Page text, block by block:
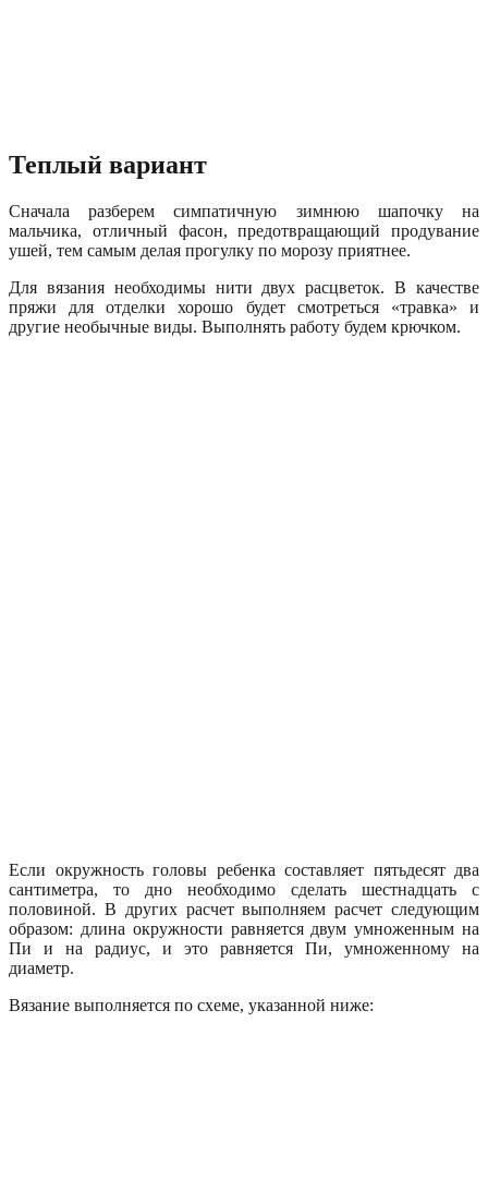
Теплый вариант
Сначала разберем симпатичную зимнюю шапочку на
мальчика, отличный фасон, предотвращающий продувание
ушей, тем самым делая прогулку по морозу приятнее.
Для вязания необходимы нити двух расцветок. В качестве
пряжи для отделки хорошо будет смотреться «травка» и
другие необычные виды. Выполнять работу будем крючком.
Если окружность головы ребенка составляет пятьдесят два
сантиметра, то дно необходимо сделать шестнадцать с
половиной. В других расчет выполняем расчет следующим
образом: длина окружности равняется двум умноженным на
Пи и на радиус, и это равняется Пи, умноженному на
диаметр.
Вязание выполняется по схеме, указанной ниже: